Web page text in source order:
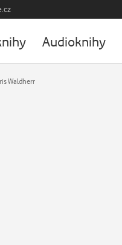
Audioknihy
Waldherr